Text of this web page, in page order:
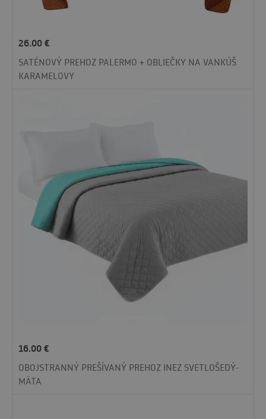
26.00€
SATÉNOVÝ PREHOZ PALERMO + OBLIEČKY NA VANKÚŠ
KARAMELOVY
16.00€
OBOJSTRANNÝ PREŠÍVANÝ PREHOZ INEZ SVETLOŠEDÝ-
MÄTA